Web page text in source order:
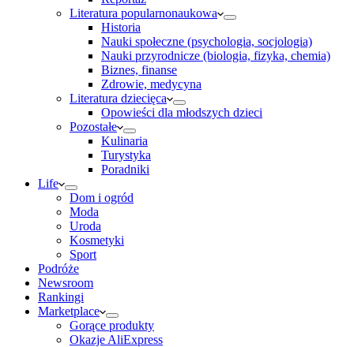
Literatura popularnonaukowa
Historia
Nauki społeczne (psychologia, socjologia)
Nauki przyrodnicze (biologia, fizyka, chemia)
Biznes, finanse
Zdrowie, medycyna
Literatura dziecięca
Opowieści dla młodszych dzieci
Pozostałe
Kulinaria
Turystyka
Poradniki
Life
Dom i ogród
Moda
Uroda
Kosmetyki
Sport
Podróże
Newsroom
Rankingi
Marketplace
Gorące produkty
Okazje AliExpress